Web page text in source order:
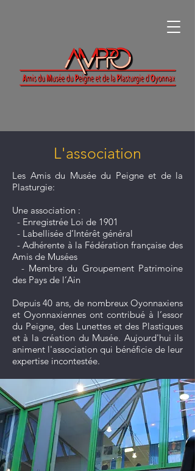
L'association
Les Amis du Musée du Peigne et de la
Plasturgie:
Une association :
- Enregistrée Loi de 1901
- Labellisée d’Intérêt général
- Adhérente à la Fédération française des
Amis de Musées
- Membre du Groupement Patrimoine
des Pays de l’Ain
Depuis 40 ans, de nombreux Oyonnaxiens
et Oyonnaxiennes ont contribué à l’essor
du Peigne, des Lunettes et des Plastiques
et à la création du Musée. Aujourd'hui ils
animent l'association qui bénéficie de leur
expertise incontestée.